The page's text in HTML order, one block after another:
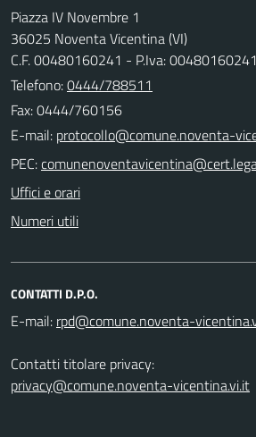
Piazza IV Novembre 1
36025 Noventa Vicentina (VI)
C.F. 00480160241 - P.Iva: 00480160241
Telefono:0444/788511
Fax: 0444/760156
E-mail:
PEC:
Uffici e orari
Numeri utili
CONTATTI D.P.O.
E-mail:
Contatti titolare privacy:
privacy@comune.noventa-vicentina.vi.it